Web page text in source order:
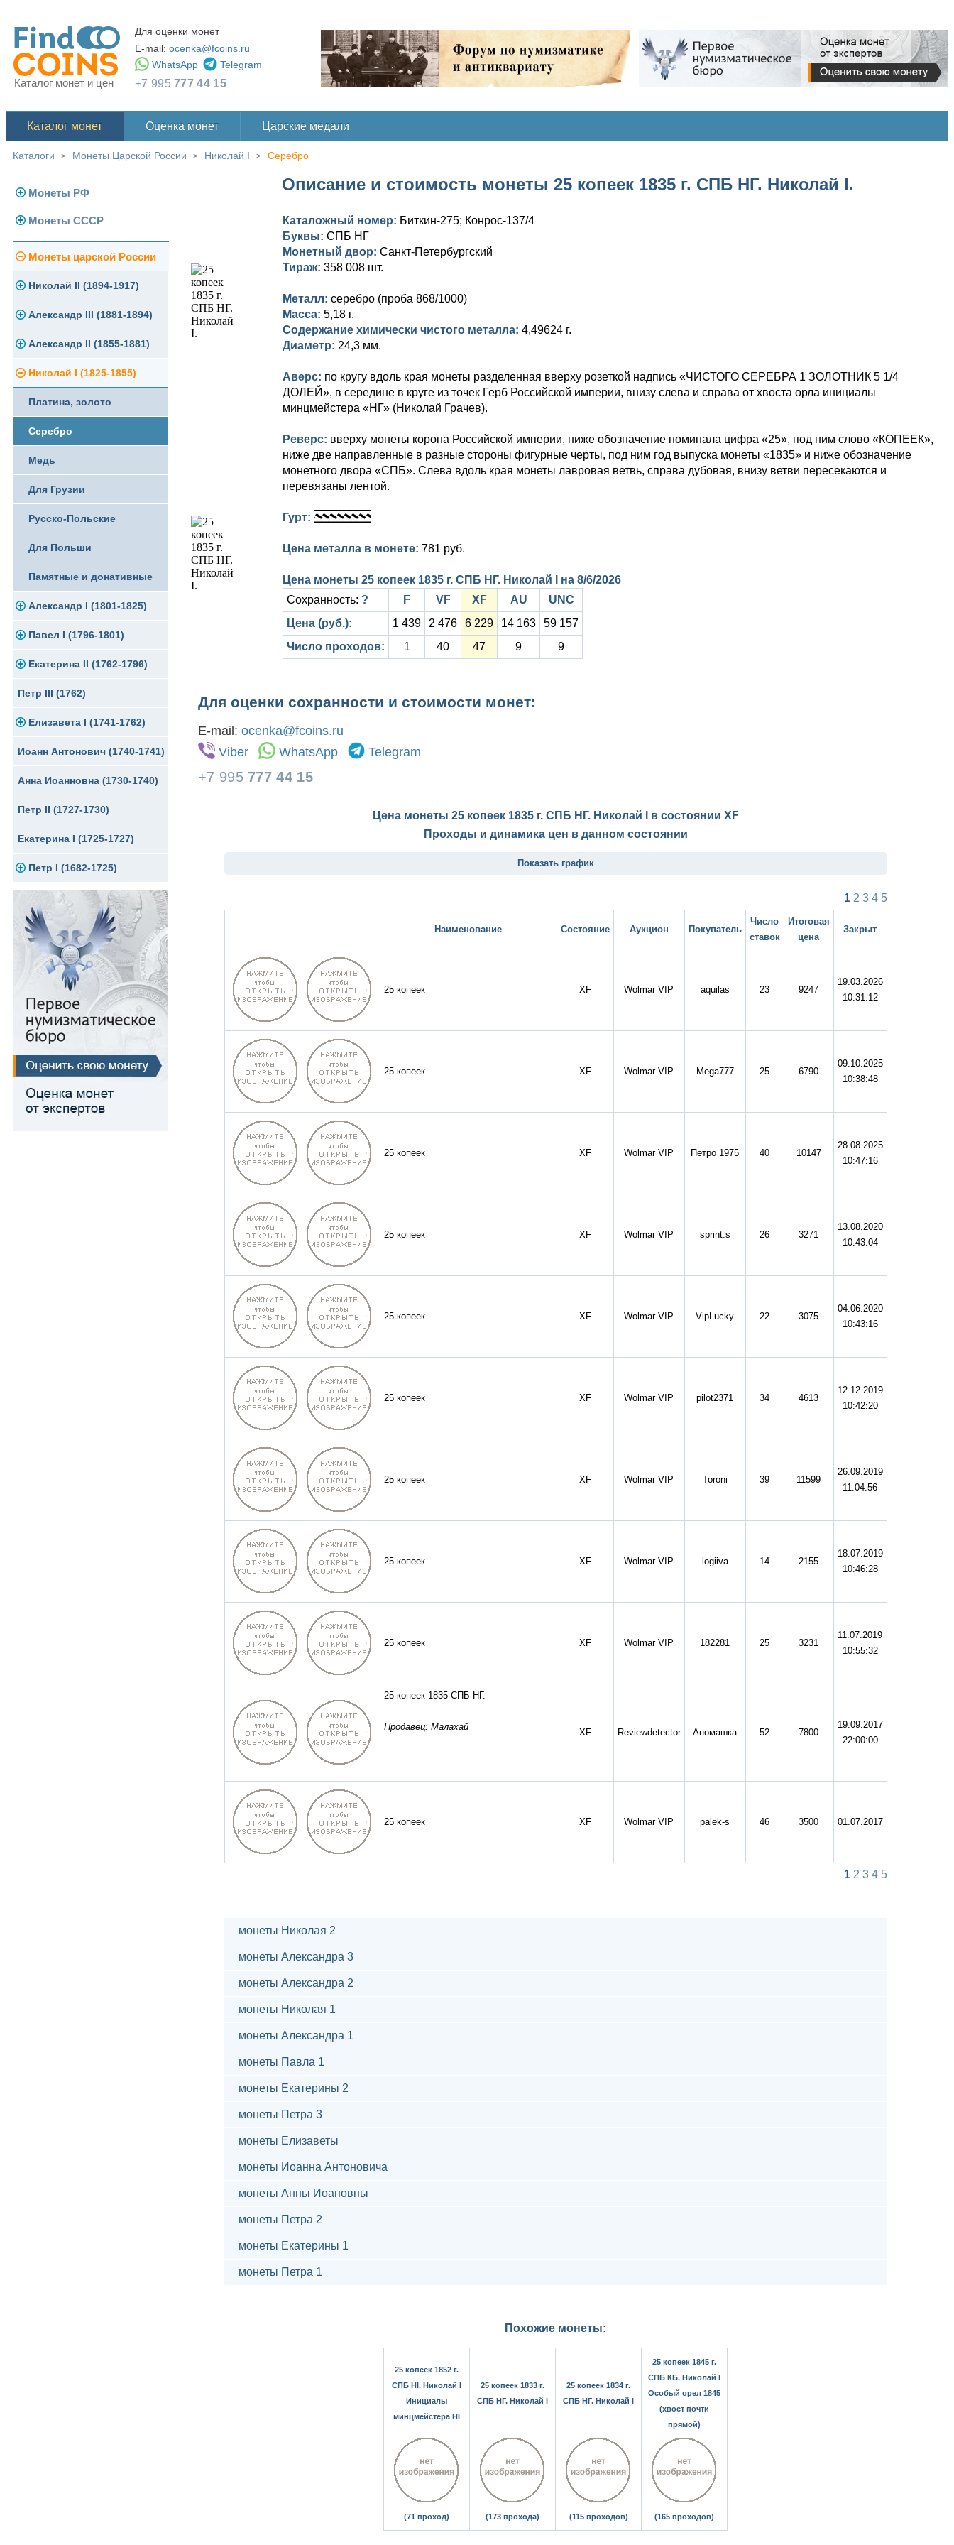
Каталог монет и цен
Для оценки монет
E-mail: ocenka@fcoins.ru
WhatsApp
Telegram
+7 995777 44 15
Каталог монет Оценка монет Царские медали
Каталоги > Монеты Царской России > Николай I > Серебро
Монеты РФ
Современная Россия
Монеты 1991-1993 гг.
Памятные и юбилейные
Монеты СССР
Погодовка СССР
Монеты 1958 года
Золотые червонцы
Памятные и юбилейные
Монеты царской России
Николай II (1894-1917)
Золото
Серебро
Медь
Германская оккупация
Для Финляндии
Памятные и донативные
Александр III (1881-1894)
Золото
Серебро
Медь
Для Финляндии
Памятные и донативные
Александр II (1855-1881)
Золото
Серебро
Медь
Для Финляндии
Памятные и донативные
Николай I (1825-1855)
Платина, золото
Серебро
Медь
Для Грузии
Русско-Польские
Для Польши
Памятные и донативные
Александр I (1801-1825)
Золото
Серебро
Медь
Для Грузии
Для Польши
Павел I (1796-1801)
Золото
Серебро
Медь
Екатерина II (1762-1796)
Золото
Серебро
Медь
Сибирские монеты
Для Молдавии и Валахии
Таврические монеты
Петр III (1762)
Елизавета I (1741-1762)
Золото
Серебро
Медь
Для Пруссии
Ливонезы
Альбертусталер
Иоанн Антонович (1740-1741)
Анна Иоанновна (1730-1740)
Петр II (1727-1730)
Екатерина I (1725-1727)
Петр I (1682-1725)
Золото
Серебро
Медь
Для Речи Посполитой
Описание и стоимость монеты 25 копеек 1835 г. СПБ НГ. Николай I.
Каталожный номер: Биткин-275; Конрос-137/4
Буквы: СПБ НГ
Монетный двор: Санкт-Петербургский
Тираж: 358 008 шт.
Металл: серебро (проба 868/1000)
Масса: 5,18 г.
Содержание химически чистого металла: 4,49624 г.
Диаметр: 24,3 мм.
Аверс: по кругу вдоль края монеты разделенная вверху розеткой надпись «ЧИСТОГО СЕРЕБРА 1 ЗОЛОТНИК 5 1/4
ДОЛЕЙ», в середине в круге из точек Герб Российской империи, внизу слева и справа от хвоста орла инициалы
минцмейстера «НГ» (Николай Грачев).
Реверс: вверху монеты корона Российской империи, ниже обозначение номинала цифра «25», под ним слово «КОПЕЕК»,
ниже две направленные в разные стороны фигурные черты, под ним год выпуска монеты «1835» и ниже обозначение
монетного двора «СПБ». Слева вдоль края монеты лавровая ветвь, справа дубовая, внизу ветви пересекаются и
перевязаны лентой.
Гурт:
Цена металла в монете: 781 руб.
Цена монеты 25 копеек 1835 г. СПБ НГ. Николай I на 8/6/2026
Сохранность: ? F VF XF AU
UNC
Цена (руб.):
1 439 2 476 6 229 14 163
59 157
Число проходов:
1 40 47 9 9
Для оценки сохранности и стоимости монет:
E-mail: ocenka@fcoins.ru
Viber
WhatsApp Telegram
+7 995 777 44 15
Цена монеты 25 копеек 1835 г. СПБ НГ. Николай I в состоянии XF
Проходы и динамика цен в данном состоянии
Показать график
1 2 3 4 5
Наименование Состояние Аукцион Покупатель
Число
ставок
Итоговая
цена
Закрыт
25 копеек XF Wolmar VIP aquilas 23 9247
19.03.2026
10:31:12
25 копеек XF Wolmar VIP Mega777 25 6790
09.10.2025
10:38:48
25 копеек XF Wolmar VIP Петро 1975 40 10147
28.08.2025
10:47:16
25 копеек XF Wolmar VIP sprint.s 26 3271
13.08.2020
10:43:04
25 копеек XF Wolmar VIP VipLucky 22 3075
04.06.2020
10:43:16
25 копеек XF Wolmar VIP pilot2371 34 4613
12.12.2019
10:42:20
25 копеек XF Wolmar VIP Toroni 39 11599
26.09.2019
11:04:56
25 копеек XF Wolmar VIP logiiva 14 2155
18.07.2019
10:46:28
25 копеек XF Wolmar VIP 182281 25 3231
11.07.2019
10:55:32
25 копеек 1835 СПБ НГ.
Продавец: Малахай
XF Reviewdetector Аномашка 52 7800
19.09.2017
22:00:00
25 копеек XF Wolmar VIP palek-s 46 3500 01.07.2017
1 2 3 4 5
монеты Николая 2
монеты Александра 3
монеты Александра 2
монеты Николая 1
монеты Александра 1
монеты Павла 1
монеты Екатерины 2
монеты Петра 3
монеты Елизаветы
монеты Иоанна Антоновича
монеты Анны Иоановны
монеты Петра 2
монеты Екатерины 1
монеты Петра 1
Похожие монеты:
25 копеек 1852 г.
СПБ HI. Николай I
Инициалы
минцмейстера HI
(71 проход)
25 копеек 1833 г.
СПБ НГ. Николай I
(173 прохода)
25 копеек 1834 г.
СПБ НГ. Николай I
(115 проходов)
25 копеек 1845 г.
СПБ КБ. Николай I
Особый орел 1845
(хвост почти
прямой)
(165 проходов)